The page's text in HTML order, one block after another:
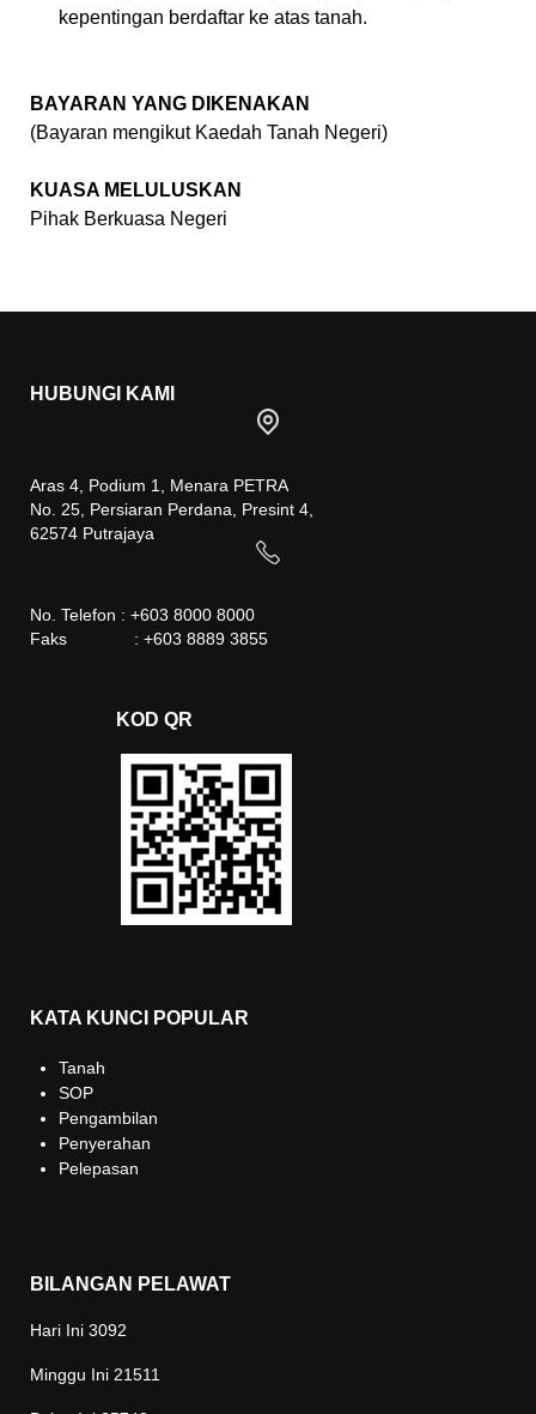
kepentingan berdaftar ke atas tanah.
BAYARAN YANG DIKENAKAN
(Bayaran mengikut Kaedah Tanah Negeri)
KUASA MELULUSKAN
Pihak Berkuasa Negeri
HUBUNGI KAMI
Aras 4, Podium 1, Menara PETRA
No. 25, Persiaran Perdana, Presint 4,
62574 Putrajaya
No. Telefon : +603 8000 8000
Faks : +603 8889 3855
KOD QR
KATA KUNCI POPULAR
Tanah
SOP
Pengambilan
Penyerahan
Pelepasan
BILANGAN PELAWAT
Hari Ini 3092
Minggu Ini 21511